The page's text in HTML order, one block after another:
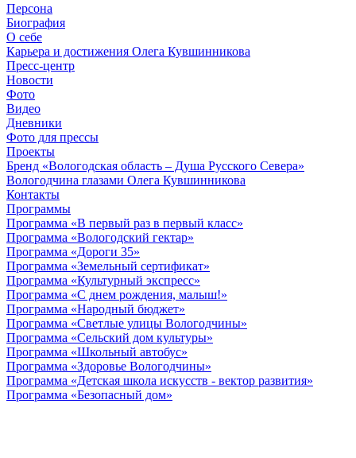
Персона
Биография
О себе
Карьера и достижения Олега Кувшинникова
Пресс-центр
Новости
Фото
Видео
Дневники
Фото для прессы
Проекты
Бренд «Вологодская область – Душа Русского Севера»
Вологодчина глазами Олега Кувшинникова
Контакты
Программы
Программа «В первый раз в первый класс»
Программа «Вологодский гектар»
Программа «Дороги 35»
Программа «Земельный сертификат»
Программа «Культурный экспресс»
Программа «С днем рождения, малыш!»
Программа «Народный бюджет»
Программа «Светлые улицы Вологодчины»
Программа «Сельский дом культуры»
Программа «Школьный автобус»
Программа «Здоровье Вологодчины»
Программа «Детская школа искусств - вектор развития»
Программа «Безопасный дом»